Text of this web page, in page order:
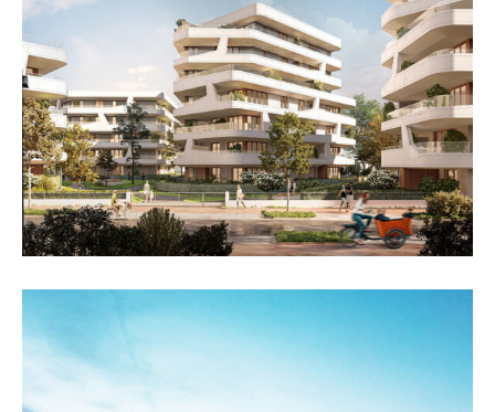
„Shape“, Frankfurt/Main